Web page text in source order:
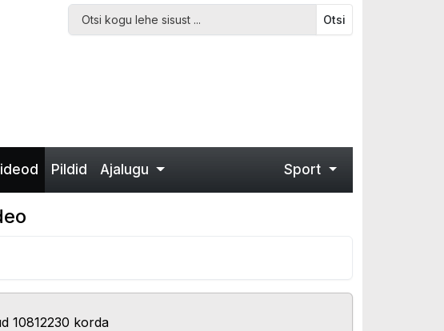
Otsi
Pildid Ajalugu Sport
10812230 korda